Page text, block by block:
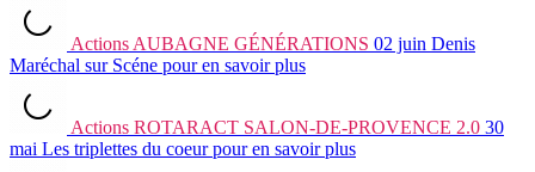
Actions AUBAGNE GÉNÉRATIONS 02 juin Denis
Maréchal sur Scéne pour en savoir plus
Actions ROTARACT SALON-DE-PROVENCE 2.0 30
mai Les triplettes du coeur pour en savoir plus